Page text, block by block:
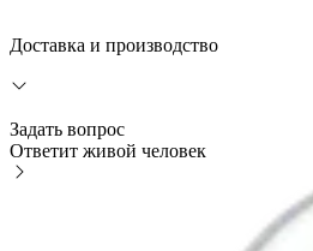
Доставка и производство
Задать вопрос
Ответит живой человек